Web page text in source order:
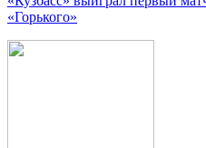
«Горького»